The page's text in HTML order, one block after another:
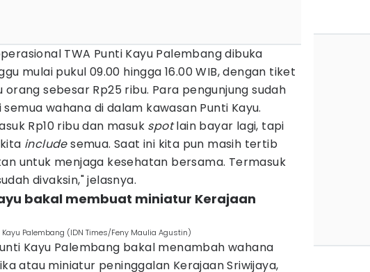
TWA Punti Kayu Palembang dibuka
mulai pukul 09.00 hingga 16.00 WIB, dengan tiket
orang sebesar Rp25 ribu. Para pengunjung sudah
wahana di dalam kawasan Punti Kayu.
Rp10 ribu dan masuk spotlain bayar lagi, tapi
includesemua. Saat ini kita pun masih tertib
untuk menjaga kesehatan bersama. Termasuk
divaksin," jelasnya.
bakal membuat miniatur Kerajaan
Palembang (IDN Times/Feny Maulia Agustin)
Kayu Palembang bakal menambah wahana
atau miniatur peninggalan Kerajaan Sriwijaya,